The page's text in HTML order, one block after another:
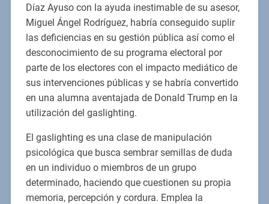
Díaz Ayuso con la ayuda inestimable de su asesor,
Miguel Ángel Rodríguez, habría conseguido suplir
las deficiencias en su gestión pública así como el
desconocimiento de su programa electoral por
parte de los electores con el impacto mediático de
sus intervenciones públicas y se habría convertido
en una alumna aventajada de Donald Trump en la
utilización del gaslighting.
El gaslighting es una clase de manipulación
psicológica que busca sembrar semillas de duda
en un individuo o miembros de un grupo
determinado, haciendo que cuestionen su propia
memoria, percepción y cordura. Emplea la